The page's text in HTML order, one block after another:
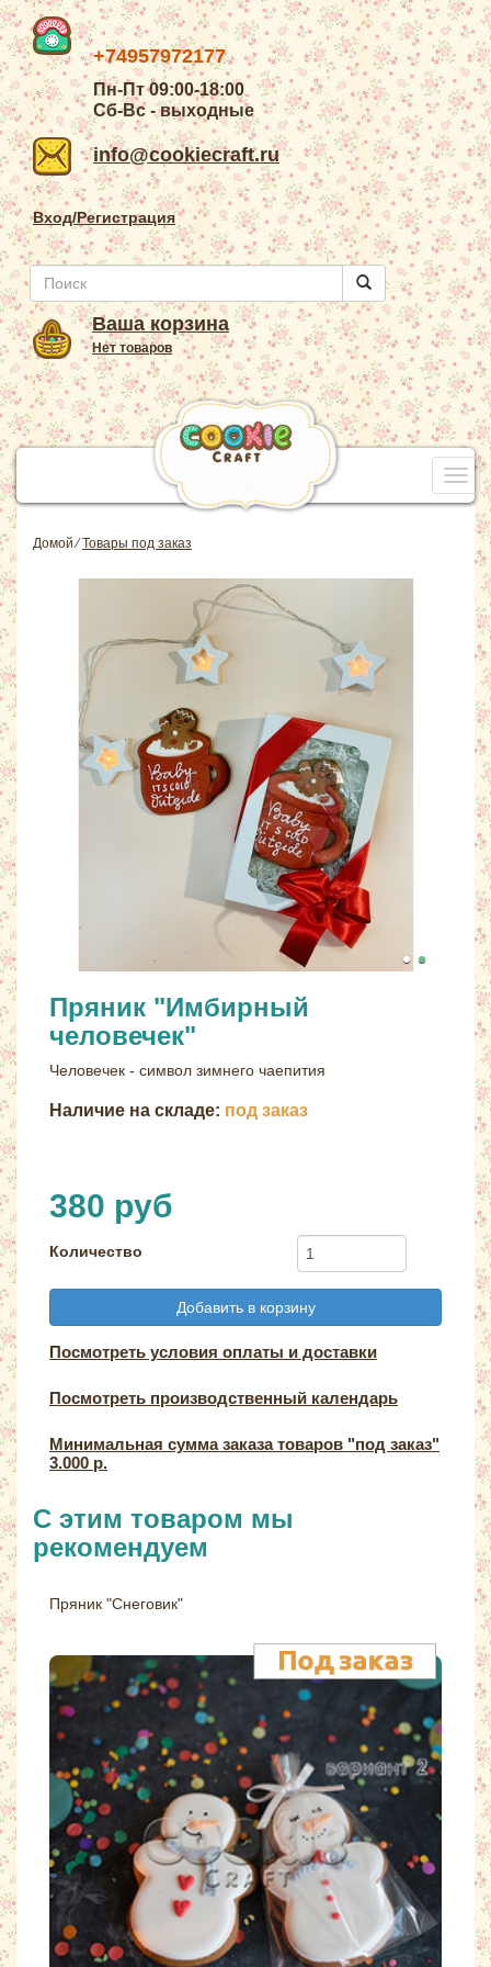
+74957972177
Пн-Пт 09:00-18:00
Сб-Вс - выходные
info@cookiecraft.ru
Вход/Регистрация
Ваша корзина
Нет товаров
Домой⁄Товары под заказ
Пряник "Имбирный
человечек"
Человечек - символ зимнего чаепития
Наличие на складе: под заказ
380 руб
Количество
Добавить в корзину
Посмотреть условия оплаты и доставки
Посмотреть производственный календарь
Минимальная сумма заказа товаров "под заказ"
3.000 р.
С этим товаром мы
рекомендуем
Пряник "Снеговик"